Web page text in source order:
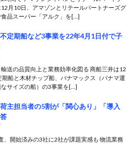
月10日、アマゾンとリテールパートナーズグ
品スーパー「アルク」を[…]
定期船など3事業を22年4月1日付で子
輸送の品質向上と業務効率化図る 商船三井は12
期船と木材チップ船、パナマックス（パナマ運
サイズの船）の3事業を[…]
主担当者の5割が「関心あり」「導入
、開始済みの3社に2社が課題実感も 物流業務